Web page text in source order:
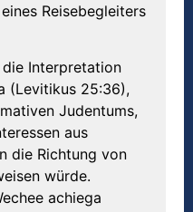
Reisebegleiters
Interpretation
(Levitikus 25:36),
Judentums,
aus
die Richtung von
würde.
achiega